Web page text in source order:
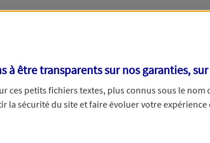
ouvrables pour une réclamation moyen de
:
à être transparents sur nos garanties,
ces petits fichiers textes, plus connus sous le nom
sécurité du site et faire évoluer votre expérience